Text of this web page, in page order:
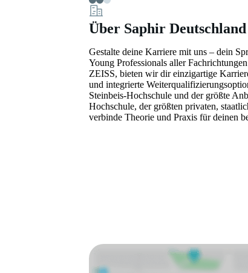
Über Saphir
Gestalte deine Karriere mit uns – dein
Young Professionals aller
ZEISS, bieten wir dir einzigartige
und integrierte
Steinbeis-Hochschule und der größte
Hochschule, der größten privaten,
verbinde Theorie und Praxis für deinen